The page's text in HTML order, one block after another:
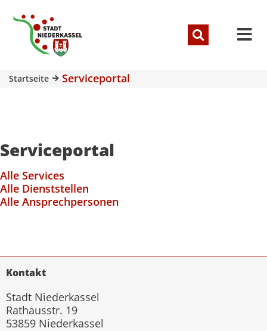
Startseite Serviceportal
Serviceportal
Alle Services
Alle Dienststellen
Alle Ansprechpersonen
Kontakt
Stadt Niederkassel
Rathausstr. 19
53859 Niederkassel